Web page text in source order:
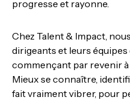
progresse et rayonne.
Chez Talent & Impact,
dirigeants et leurs
commençant par revenir à
Mieux se connaître,
fait vraiment vibrer, pour